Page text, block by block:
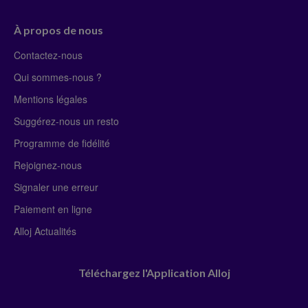
À propos de nous
Contactez-nous
Qui sommes-nous ?
Mentions légales
Suggérez-nous un resto
Programme de fidélité
Rejoignez-nous
Signaler une erreur
Paiement en ligne
Alloj Actualités
Téléchargez l'Application Alloj